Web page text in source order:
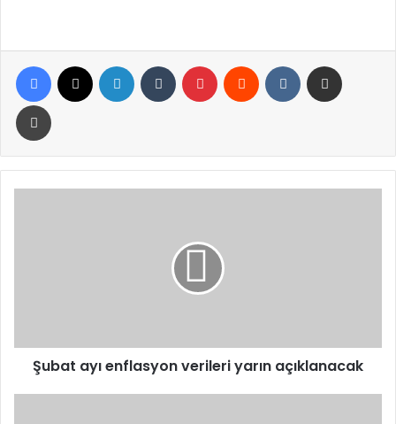
Facebook LinkedIn Tumblr Pinterest Reddit VKontakte
Yazdır
Şubat ayı enflasyon verileri yarın açıklanacak